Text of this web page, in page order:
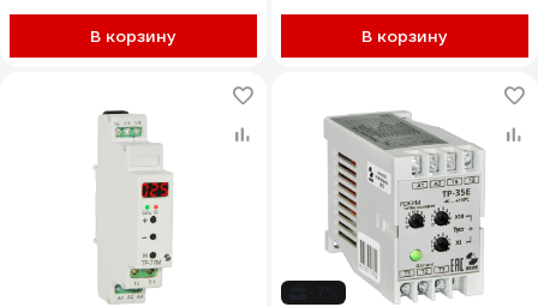
В корзину
вилка-розетка EA07.001.017
В корзину